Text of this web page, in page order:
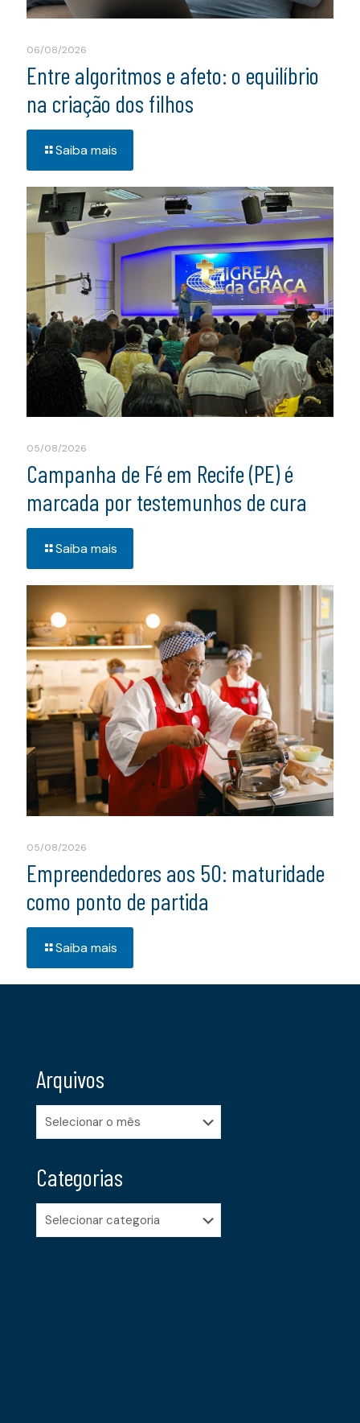
06/08/2026
Entre algoritmos e afeto: o equilíbrio
na criação dos filhos
Saiba mais
05/08/2026
Campanha de Fé em Recife (PE) é
marcada por testemunhos de cura
Saiba mais
05/08/2026
Empreendedores aos 50: maturidade
como ponto de partida
Saiba mais
Arquivos
Arquivos
Categorias
Categorias